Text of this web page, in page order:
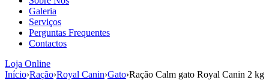
Galeria
Serviços
Perguntas Frequentes
Contactos
Loja Online
Início›Ração›Royal Canin›Gato›Ração Calm gato Royal Canin 2 kg
aumenta a
probabilidade
de ver
conteúdo e
ofertas